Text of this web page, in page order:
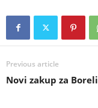
Previous article
Novi zakup za Boreli